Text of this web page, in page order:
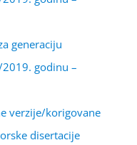
generaciju
godinu –
verzije/korigovane
disertacije